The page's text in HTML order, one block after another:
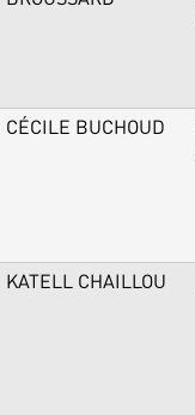
CÉCILE BUCHOUD
KATELL CHAILLOU